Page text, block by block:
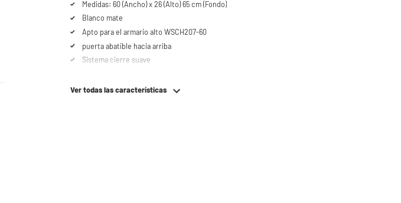
Medidas: 60 (Ancho) x 26 (Alto) 65 cm (Fondo)
Blanco mate
Apto para el armario alto WSCH207-60
puerta abatible hacia arriba
Sistema cierre suave
Ver todas las características